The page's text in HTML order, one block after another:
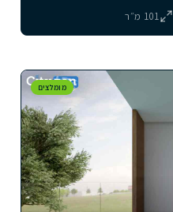
101 מ״ר
מומלצים